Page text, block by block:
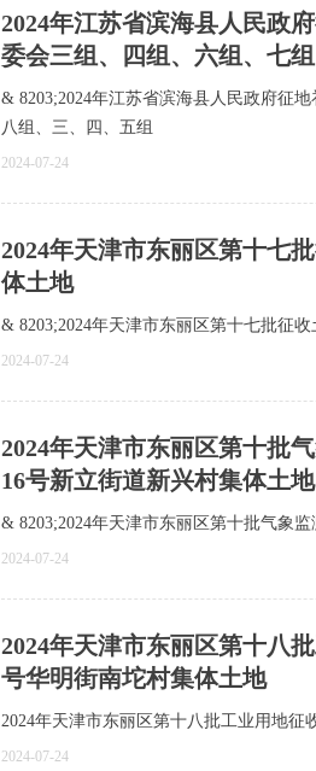
​2024年江苏省滨海县人民政
委会三组、四组、六组、七
& 8203;2024年江苏省滨海县人民政府征
八组、三、四、五组
2024-07-24
​2024年天津市东丽区第十七
体土地
& 8203;2024年天津市东丽区第十七批征
2024-07-24
​2024年天津市东丽区第十批
16号新立街道新兴村集体土地
& 8203;2024年天津市东丽区第十批气象
2024-07-24
2024年天津市东丽区第十八
号华明街南坨村集体土地
2024年天津市东丽区第十八批工业用地征
2024-07-24